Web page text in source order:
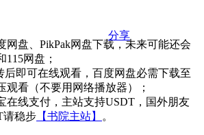
网盘、PikPak网盘下载，未来可能还会
115网盘；
后即可在线观看，百度网盘必需下载至
观看（不要用网络播放器）；
在线支付，主站支持USDT，国外朋友
请稳步 【书院主站】 。
分享